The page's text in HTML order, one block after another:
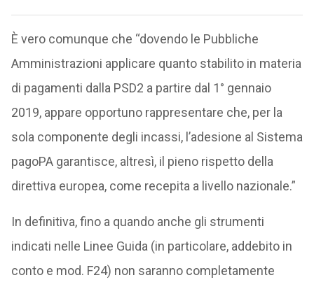
È vero comunque che “dovendo le Pubbliche
Amministrazioni applicare quanto stabilito in materia
di pagamenti dalla PSD2 a partire dal 1° gennaio
2019, appare opportuno rappresentare che, per la
sola componente degli incassi, l’adesione al Sistema
pagoPA garantisce, altresì, il pieno rispetto della
direttiva europea, come recepita a livello nazionale.”
In definitiva, fino a quando anche gli strumenti
indicati nelle Linee Guida (in particolare, addebito in
conto e mod. F24) non saranno completamente